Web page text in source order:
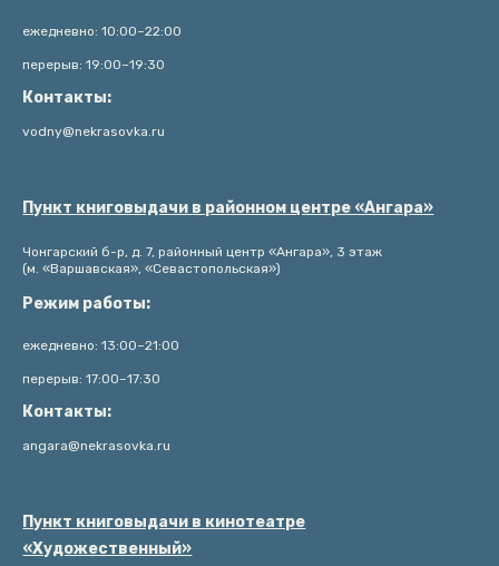
ежедневно: 10:00–22:00
перерыв: 19:00–19:30
Контакты:
vodny@nekrasovka.ru
Пункт книговыдачи в районном центре «Ангара»
Чонгарский б-р, д. 7, районный центр «Ангара», 3 этаж
(м. «Варшавская», «Севастопольская»)
Режим работы:
ежедневно: 13:00–21:00
перерыв: 17:00–17:30
Контакты:
angara@nekrasovka.ru
Пункт книговыдачи в кинотеатре
«Художественный»